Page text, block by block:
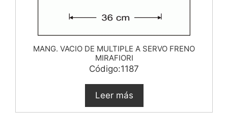
MANG. VACIO DE MULTIPLE A SERVO FRENO
MIRAFIORI
Código:1187
Leer más